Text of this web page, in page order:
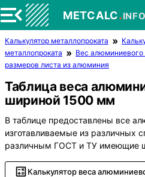
METCALC.INFO
Калькулятор металлопроката
металлопроката
Вес алюминиевого
размеров листа из алюминия
Таблица веса
шириной 1500 мм
В таблице предоставлены все
изготавливаемые из различных
различным ГОСТ и ТУ имеющие
Калькулятор веса